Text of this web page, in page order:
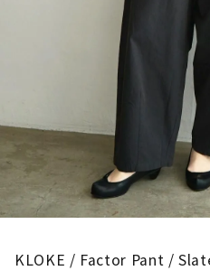
KLOKE / Factor Pant /